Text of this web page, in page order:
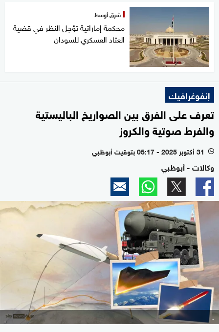
شرق أوسط
محكمة إماراتية تؤجل النظر في قضية
العتاد العسكري للسودان
إنفوغرافيك
تعرف على الفرق بين الصواريخ الباليستية
والفرط صوتية والكروز
l 31 أكتوبر 2025 - 05:17 بتوقيت أبوظبي
وكالات - أبوظبي
.